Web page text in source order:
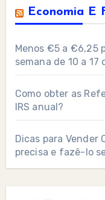
Economia E
Menos €5 a €6,25
semana de 10 a 17
Como obter as
IRS anual?
Dicas para Vender
precisa e fazê-lo